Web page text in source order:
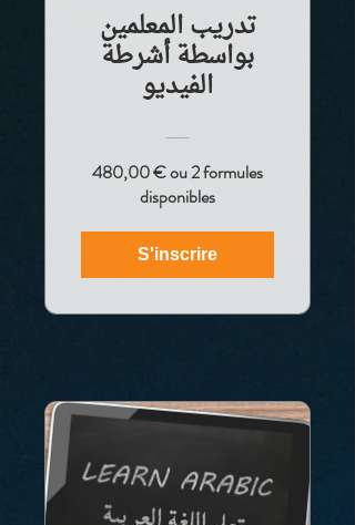
تدريب المعلمين
بواسطة أشرطة
الفيديو
480,00 € ou 2 formules
disponibles
S'inscrire